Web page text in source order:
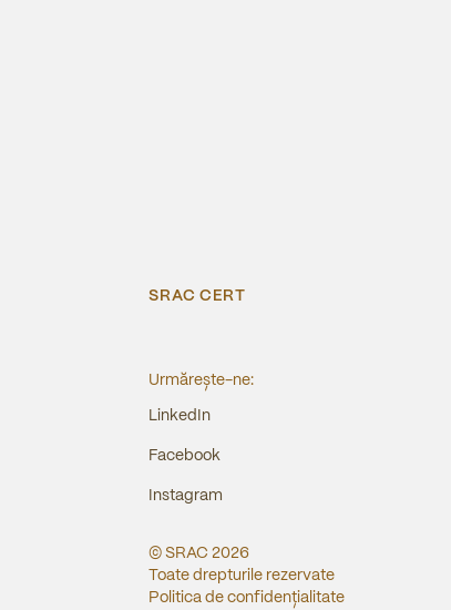
SRAC CERT
Urmărește-ne:
LinkedIn
Facebook
Instagram
© SRAC2026
Toate drepturile rezervate
Politica de confidențialitate